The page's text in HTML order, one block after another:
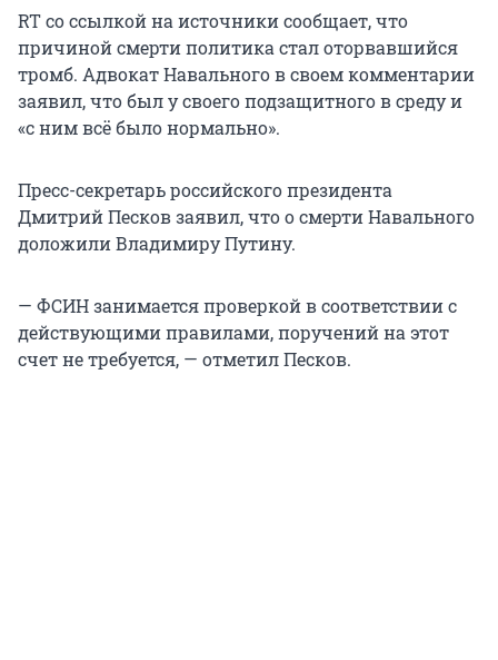
RT со ссылкой на источники сообщает, что
причиной смерти политика стал оторвавшийся
тромб. Адвокат Навального в своем комментарии
заявил, что был у своего подзащитного в среду и
«с ним всё было нормально».
Пресс-секретарь российского президента
Дмитрий Песков заявил, что о смерти Навального
доложили Владимиру Путину.
— ФСИН занимается проверкой в соответствии с
действующими правилами, поручений на этот
счет не требуется, — отметил Песков.